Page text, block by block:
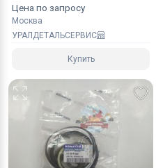
страны СНГ, Азии и
Цена по запросу
Москва
УРАЛДЕТАЛЬСЕРВИС
Купить